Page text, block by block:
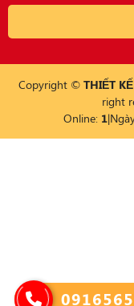
Copyright © THIẾT
right
Online: 1|